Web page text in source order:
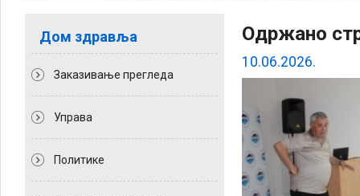
Дом здравља
Заказивање прегледа
Управа
Политикe
Одржано
10.06.2026.